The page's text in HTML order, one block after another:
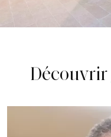
Découvrir